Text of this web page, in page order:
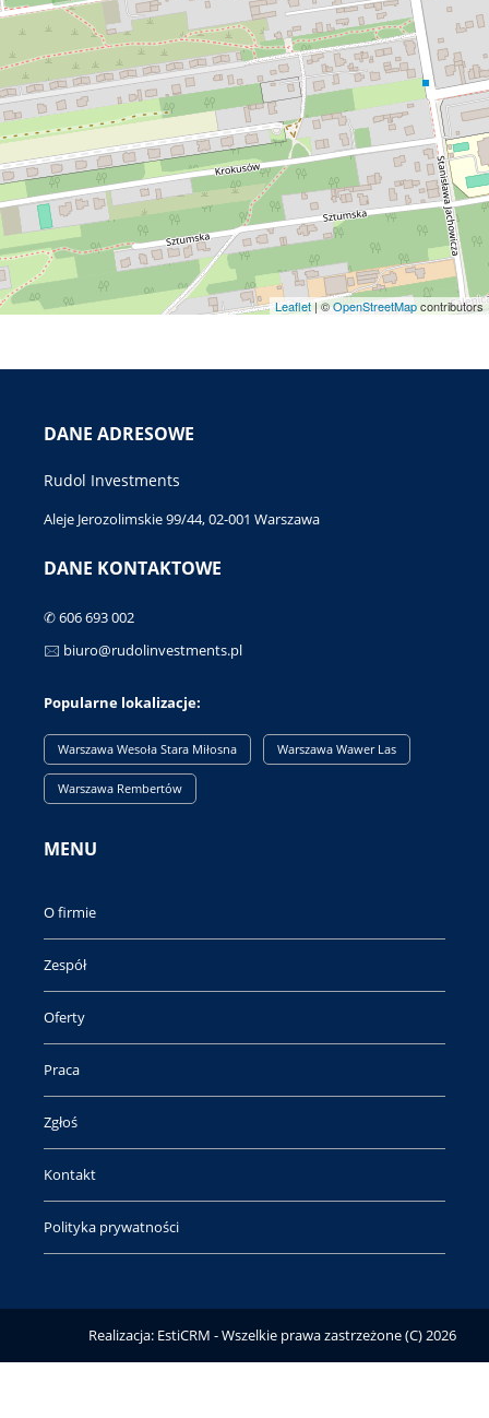
Leaflet| ©OpenStreetMapcontributors
DANE ADRESOWE
Rudol Investments
Aleje Jerozolimskie 99/44, 02-001 Warszawa
DANE KONTAKTOWE
✆ 606 693 002
🖂 biuro@rudolinvestments.pl
Popularne lokalizacje:
Warszawa Wesoła Stara Miłosna Warszawa Wawer Las
Warszawa Rembertów
MENU
O firmie
Zespół
Oferty
Praca
Zgłoś
Kontakt
Polityka prywatności
Realizacja: EstiCRM - Wszelkie prawa zastrzeżone (C) 2026